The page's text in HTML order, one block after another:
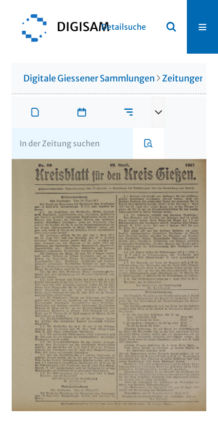
Detailsuche
Digitale Giessener Sammlungen Zeitungen